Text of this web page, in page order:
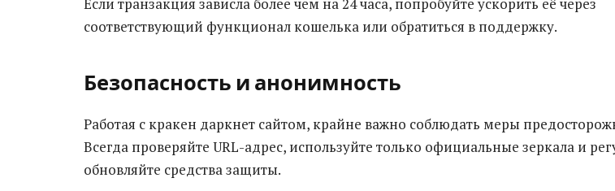
Если транзакция зависла более чем на 24 часа, попробуйте ускорить её через
соответствующий функционал кошелька или обратиться в поддержку.
Безопасность и анонимность
Работая с кракен даркнет сайтом, крайне важно соблюдать меры
Всегда проверяйте URL-адрес, используйте только официальные зеркала и
обновляйте средства защиты.